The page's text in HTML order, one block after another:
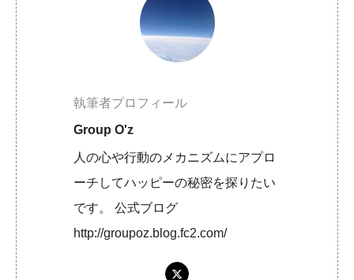
執筆者プロフィール
Group O'z
人の心や行動のメカニズムにアプロ
ーチしてハッピーの秘密を探りたい
です。 公式ブログ
http://groupoz.blog.fc2.com/